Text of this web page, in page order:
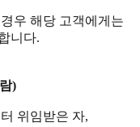
우 해당 고객에게는
니다.
)
위임받은 자,